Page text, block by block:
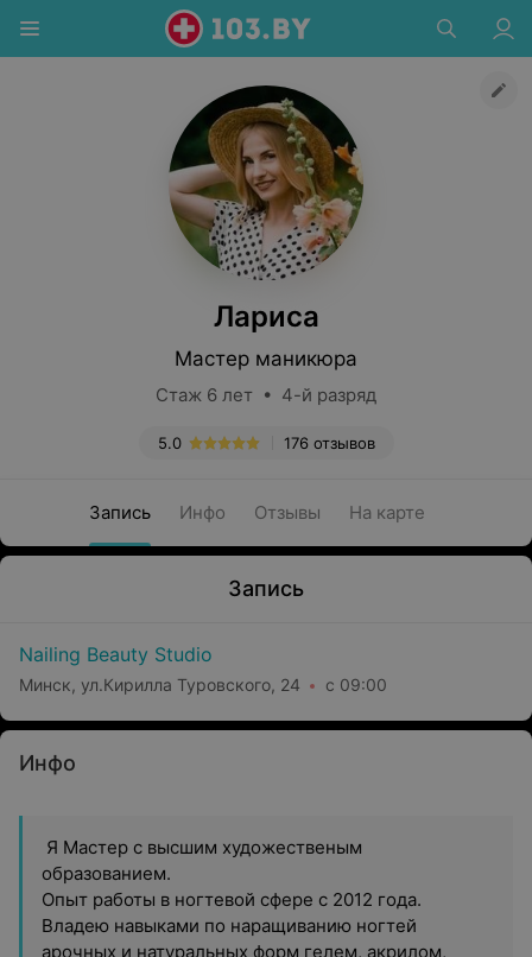
Лариса
Мастер маникюра
Стаж 6 лет • 4-й разряд
176 отзывов
5.0
Запись Инфо Отзывы На карте
Запись
Nailing Beauty Studio
Минск, ул.Кирилла Туровского, 24 с 09:00
Инфо
Я Мастер с высшим художественым
образованием.
Опыт работы в ногтевой сфере с 2012 года.
Владею навыками по наращиванию ногтей
арочных и натуральных форм гелем, акрилом,